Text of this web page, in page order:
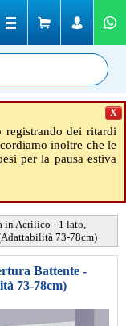
dei ritardi
inoltre che le
per la pausa estiva
X
in Acrilico - 1 lato,
73-78cm)
Battente -
73-78cm)